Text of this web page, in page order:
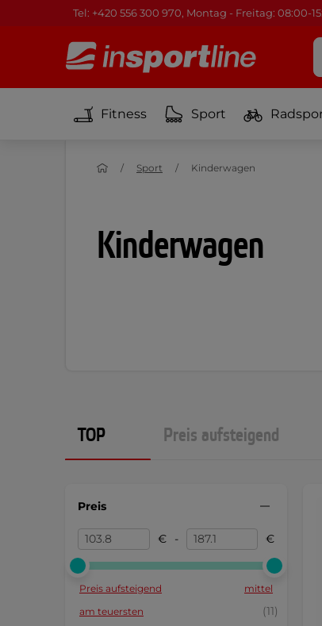
Tel: +420 556 300 970, Montag - Freitag: 08:00-
Fitness Sport
Kinderwagen
Sport Kinderwagen
TOP Preis aufsteigend
Preis
€ - €
Preis aufsteigend
mittel
am teuersten
(11)